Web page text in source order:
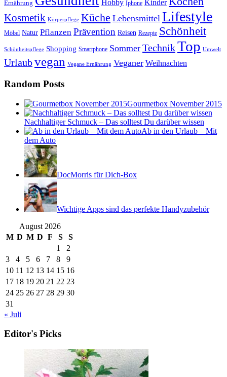
Ernährung
Hobby Iphone Kinder
Kosmetik Körperpflege Küche Lebensmittel Lifestyle
Möbel Natur Pflanzen Prävention Reisen Rezepte Schönheit
Schönheitspflege Shopping Smartphone Sommer TechnikTop Umwelt
Urlaubvegan Vegane Ernährung Veganer Weihnachten
Random Posts
Gourmetbox November 2015
Nachhaltiger Schmuck – Das solltest Du darüber wissen
Ab in den Urlaub – Mit
dem Auto
DocMorris für Dich-Box
Wichtige Apps sind das perfekte Handyzubehör
August 2026
M D M D F S
S
1
2
3
4 5 6 7 8
9
10 11 12 13 14 15 16
17 18 19 20 21 22 23
24 25 26 27 28 29 30
31
« Juli
Editor's Picks